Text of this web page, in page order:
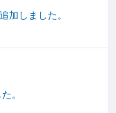
加しました。
。